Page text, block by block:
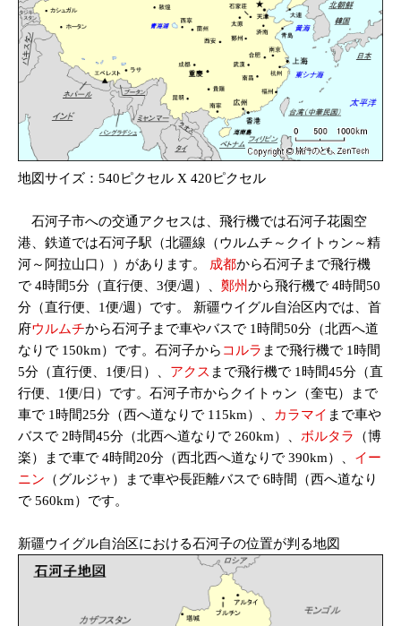
地図サイズ：540ピクセル X 420ピクセル
石河子市への交通アクセスは、飛行機では石河子花園空
港、鉄道では石河子駅（北疆線（ウルムチ～クイトゥン～精
河～阿拉山口））があります。 成都から石河子まで飛行機
で 4時間5分（直行便、3便/週）、 鄭州から飛行機で 4時間50
分（直行便、1便/週）です。 新疆ウイグル自治区内では、首
府ウルムチから石河子まで車やバスで 1時間50分（北西へ道
なりで 150km）です。石河子から コルラ まで飛行機で 1時間
5分（直行便、1便/日）、 アクス まで飛行機で 1時間45分（直
行便、1便/日）です。石河子市からクイトゥン（奎屯）まで
車で 1時間25分（西へ道なりで 115km）、
カラマイ まで車や
バスで 2時間45分（北西へ道なりで 260km）、 ボルタラ
（博
楽）まで車で 4時間20分（西北西へ道なりで 390km）、 イー
ニン （グルジャ）まで車や長距離バスで 6時間（西へ道なり
で 560km）です。
新疆ウイグル自治区における石河子の位置が判る地図